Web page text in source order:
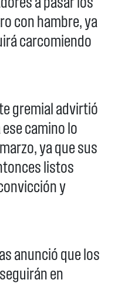
con hambre, ya
carcomiendo
gremial advirtió
camino lo
ya que sus
listos
y
anunció que los
en